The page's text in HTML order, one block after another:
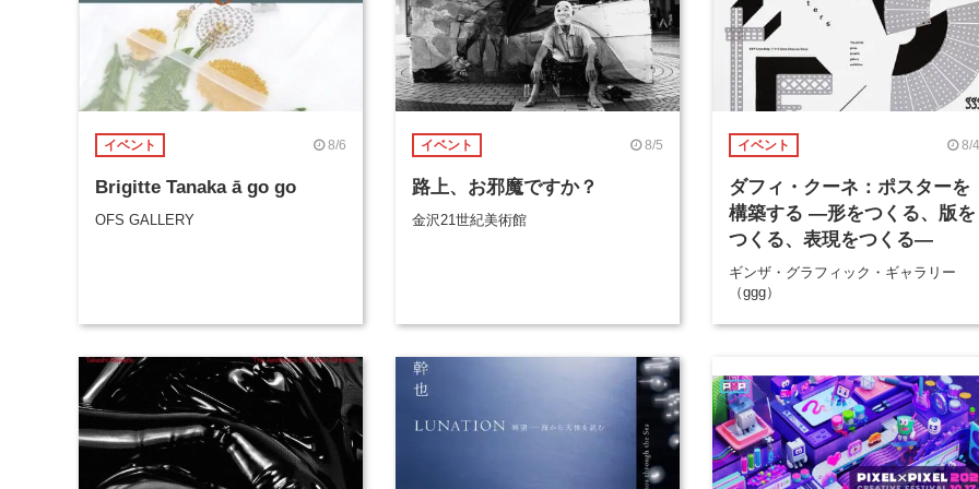
イベント 8/6
Brigitte Tanaka ā go go
OFS GALLERY
イベント 8/5
路上、お邪魔ですか？
金沢21世紀美術館
イベント 8/4
ダフィ・クーネ：ポスターを
構築する ―形をつくる、版を
つくる、表現をつくる―
ギンザ・グラフィック・ギャラリー
（ggg）